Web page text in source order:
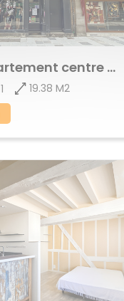
Achat Appartement centre ville
1 19.38 M2